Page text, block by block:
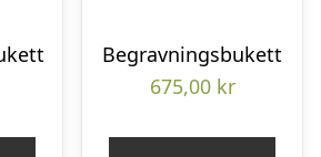
Begravningsbukett
675,00 kr